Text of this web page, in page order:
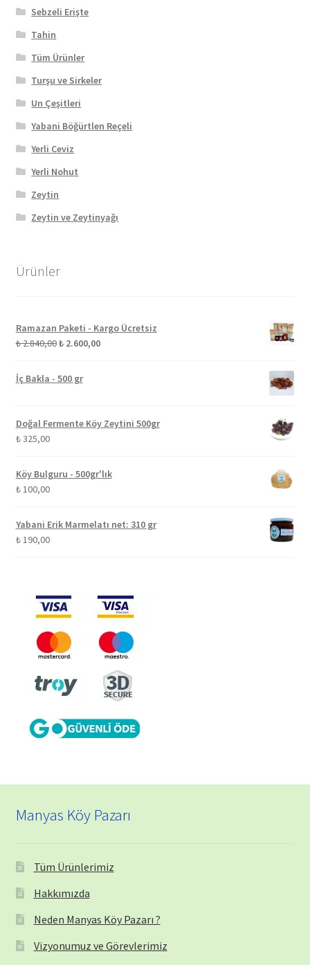
Sebzeli Erişte
Tahin
Tüm Ürünler
Turşu ve Sirkeler
Un Çeşitleri
Yabani Böğürtlen Reçeli
Yerli Ceviz
Yerli Nohut
Zeytin
Zeytin ve Zeytinyağı
Ürünler
Ramazan Paketi - Kargo Ücretsiz
₺2.840,00Orijinal
₺2.600,00Şu
İç Bakla - 500 gr
Doğal Fermente Köy Zeytini 500gr
₺325,00
Köy Bulguru - 500gr'lık
₺100,00
Yabani Erik Marmelatı net: 310 gr
₺190,00
Manyas Köy Pazarı
Tüm Ürünlerimiz
Hakkımızda
Neden Manyas Köy Pazarı ?
Vizyonumuz ve Görevlerimiz